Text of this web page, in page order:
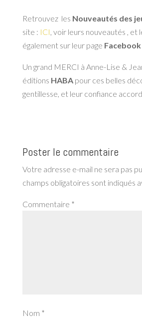
Retrouvez les Nouveautés des
site : ICI, voir leurs nouveautés , et
également sur leur page Facebook
Un grand MERCI à Anne-Lise &
éditions HABApour ces belles
gentillesse, et leur confiance
Poster le commentaire
Votre adresse e-mail ne sera pas
champs obligatoires sont indiqués
Commentaire *
Nom *